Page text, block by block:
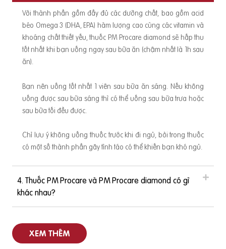
Với thành phần gồm đầy đủ các dưỡng chất, bao gồm acid
béo Omega 3 (DHA, EPA) hàm lượng cao cùng các vitamin và
khoáng chất thiết yếu, thuốc PM Procare diamond sẽ hấp thu
tốt nhất khi bạn uống ngay sau bữa ăn (chậm nhất là 1h sau
ăn).
Bạn nên uống tốt nhất 1 viên sau bữa ăn sáng. Nếu không
uống được sau bữa sáng thì có thể uống sau bữa trưa hoặc
sau bữa tối đều được.
Chỉ lưu ý không uống thuốc trước khi đi ngủ, bởi trong thuốc
có một số thành phần gây tỉnh táo có thể khiến bạn khó ngủ.
4. Thuốc PM Procare và PM Procare diamond có gì
khác nhau?
XEM THÊM